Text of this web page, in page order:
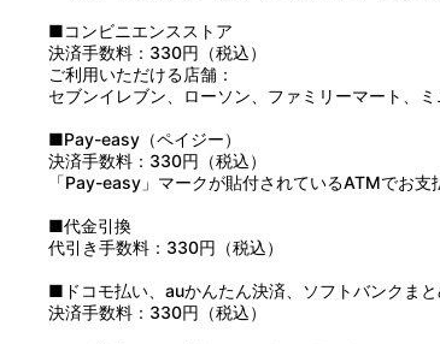
11：パーラー新店舗・厨房にて・真夜中
12：パーラー新店舗・厨房にて・日付かわった頃
13：新店舗・深夜
14：銀座・開店時間
16：出演者
■コンビニエンスストア
決済手数料：330円（税込）
ご利用いただける店舗：
セブンイレブン、ローソン、ファミリーマート、
■Pay-easy（ペイジー）
決済手数料：330円（税込）
「Pay-easy」マークが貼付されているATMでお支
■代金引換
代引き手数料：330円（税込）
■ドコモ払い、auかんたん決済、ソフトバンクま
決済手数料：330円（税込）